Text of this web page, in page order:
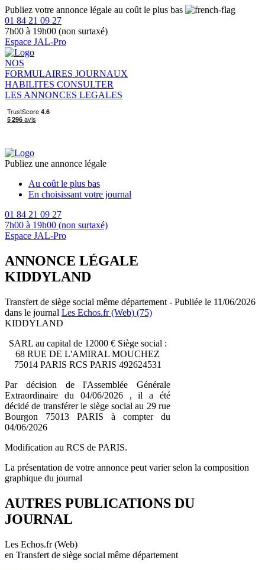
Publiez votre annonce légale au coût le plus bas
01 84 21 09 27
7h00 à 19h00 (non surtaxé)
Espace JAL-Pro
NOS
FORMULAIRES JOURNAUX
HABILITES CONSULTER
LES ANNONCES LEGALES
Publiez une annonce légale
Au coût le plus bas
En choisissant votre journal
01 84 21 09 27
7h00 à 19h00 (non surtaxé)
Espace JAL-Pro
ANNONCE LÉGALE
KIDDYLAND
Transfert de siège social même département - Publiée le 11/06/2026
dans le journal Les Echos.fr (Web) (75)
KIDDYLAND
SARL au capital de 12000 € Siège social :
68 RUE DE L'AMIRAL MOUCHEZ
75014 PARIS RCS PARIS 492624531
Par décision de l'Assemblée Générale
Extraordinaire du 04/06/2026 , il a été
décidé de transférer le siège social au 29 rue
Bourgon 75013 PARIS à compter du
04/06/2026
Modification au RCS de PARIS.
La présentation de votre annonce peut varier selon la composition
graphique du journal
AUTRES PUBLICATIONS DU
JOURNAL
Les Echos.fr (Web)
en Transfert de siège social même département